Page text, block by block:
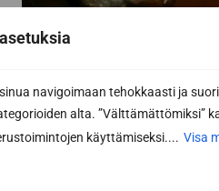
navigoimaan tehokkaasti ja
alta. ”Välttämättömiksi”
käyttämiseksi.... Visa